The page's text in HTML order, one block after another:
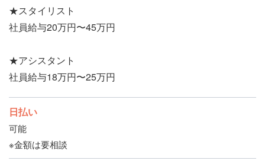
★スタイリスト
社員給与20万円〜45万円
★アシスタント
社員給与18万円〜25万円
日払い
可能
※金額は要相談